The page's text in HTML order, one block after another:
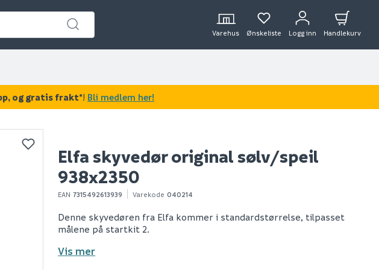
Varehus Ønskeliste Logg inn Handlekurv
Elfa skyvedør original sølv/speil
938x2350
EAN 7315492613939 Varekode 040214
Denne skyvedøren fra Elfa kommer i standardstørrelse, tilpasset
målene på startkit 2.
Vis mer
og gratis frakt*! Bli medlem her!